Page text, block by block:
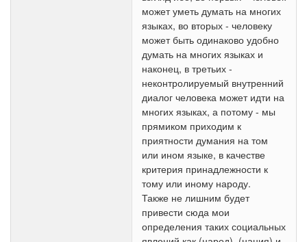
может уметь думать на многих
языках, во вторых - человеку
может быть одинаково удобно
думать на многих языках и
наконец, в третьих -
неконтролируемый внутренний
диалог человека может идти на
многих языках, а потому - мы
прямиком приходим к
приятности думания на том
или ином языке, в качестве
критерия принадлежности к
тому или иному народу.
Также не лишним будет
привести сюда мои
определения таких социальных